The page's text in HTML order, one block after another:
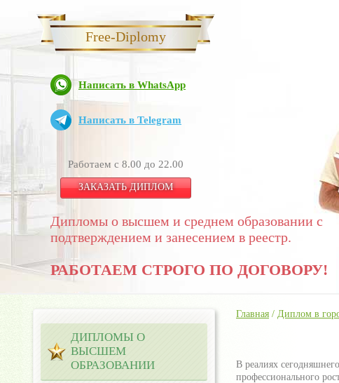
Free-Diplomy
Написать в WhatsApp
Написать в Telegram
Работаем с 8.00 до 22.00
ЗАКАЗАТЬ ДИПЛОМ
Дипломы о высшем и среднем образовании с
подтверждением и занесением в реестр.
РАБОТАЕМ СТРОГО ПО ДОГОВОРУ!
Главная / Диплом в
В реалиях
профессионального
ДИПЛОМЫ О
ВЫСШЕМ
ОБРАЗОВАНИИ